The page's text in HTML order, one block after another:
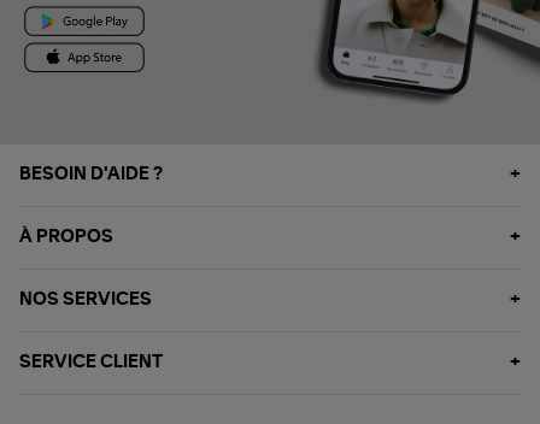
BESOIN D'AIDE ?
À PROPOS
NOS SERVICES
SERVICE CLIENT